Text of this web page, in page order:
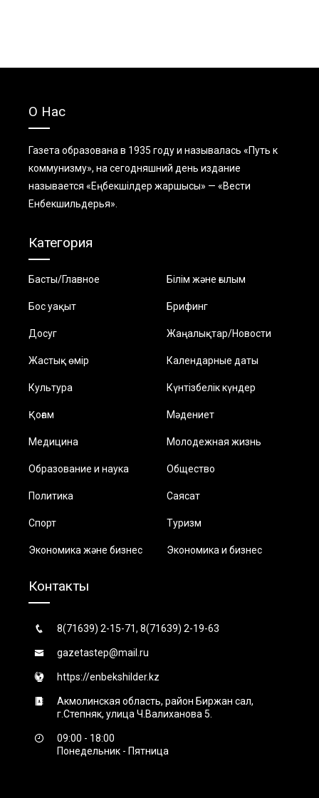
О Нас
Газета образована в 1935 году и называлась «Путь к
коммунизму», на сегодняшний день издание
называется «Еңбекшiлдер жаршысы» — «Вести
Енбекшильдерья».
Категория
Басты/Главное Білім және ғылым
Бос уақыт Брифинг
Досуг Жаңалықтар/Новости
Жастық өмір Календарные даты
Культура Күнтізбелік күндер
Қоғам Мәдениет
Медицина Молодежная жизнь
Образование и наука Общество
Политика Саясат
Спорт Туризм
Экономика және бизнес Экономика и бизнес
Контакты
8(71639) 2-15-71, 8(71639) 2-19-63
gazetastep@mail.ru
https://enbekshilder.kz
Акмолинская область, район Биржан сал,
г.Степняк, улица Ч.Валиханова 5.
09:00 - 18:00
Понедельник - Пятница